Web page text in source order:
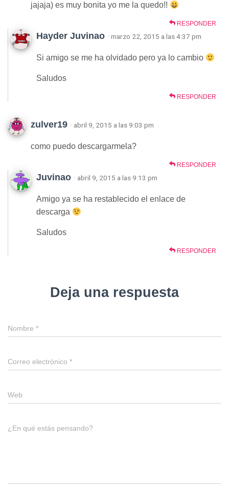
jajaja) es muy bonita yo me la quedo!!
RESPONDER
Hayder Juvinao · marzo 22, 2015 a las 4:37 pm
Si amigo se me ha olvidado pero ya lo cambio
Saludos
RESPONDER
zulver19 · abril 9, 2015 a las 9:03 pm
como puedo descargarmela?
RESPONDER
Juvinao · abril 9, 2015 a las 9:13 pm
Amigo ya se ha restablecido el enlace de
descarga
Saludos
RESPONDER
Deja una respuesta
Nombre *
Correo electrónico *
Web
¿En qué estás pensando?